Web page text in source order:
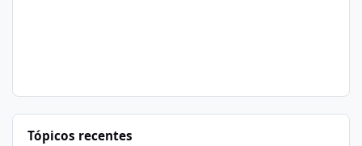
Tópicos recentes